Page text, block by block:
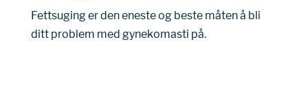
Fettsuging er den eneste og beste måten å bli
ditt problem med gynekomasti på.